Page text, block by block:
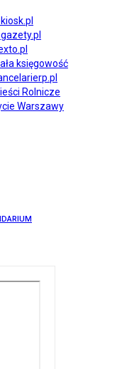
gazety.pl
księgowość
Rolnicze
Warszawy